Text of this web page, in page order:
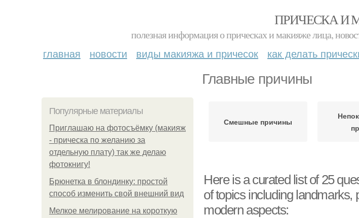
ПРИЧЕСКА И
полезная информация о прическах и макияже лица,
главная новости виды макияжа и причесок как делать
Главные причины
Популярные материалы
Приглашаю на фотосъёмку (макияж
- прическа по желанию за
отдельную плату) так же делаю
фотокнигу!
Брюнетка в блондинку: простой
способ изменить свой внешний вид
Мелкое мелирование на короткую
Смешные причины
Here is a curated list of 25
of topics including landmarks,
modern aspects: